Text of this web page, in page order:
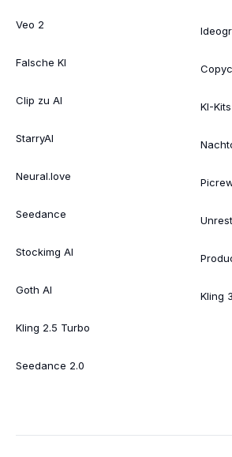
Veo 2
Falsche KI
Clip zu AI
StarryAI
Neural.love
Seedance
Stockimg AI
Goth AI
Kling 2.5 Turbo
Seedance 2.0
KI-Kits
Kling